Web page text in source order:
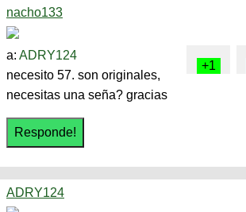
nacho133
a: ADRY124
necesito 57. son originales,
necesitas una seña? gracias
ADRY124